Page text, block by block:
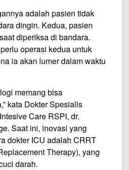
adalah pasien tidak
dingin. Kedua, pasien
diperiksa di bandara.
operasi kedua untuk
ia akan lumer dalam waktu
memang bisa
kata Dokter Spesialis
Care RSPI, dr.
Saat ini, inovasi yang
dokter ICU adalah CRRT
Therapy), yang
darah.